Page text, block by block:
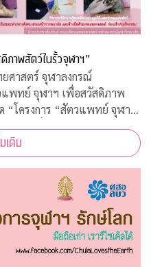
ภาพสัตว์ในรั้วจุฬาฯ”
ศาสตร์ จุฬาลงกรณ์
พทย์ จุฬาฯ เพื่อสวัสดิภาพ
“โครงการ “สัตวแพทย์ จุฬาฯ
นวันพุธที่ 5 สิงหาคม 2563
เติม